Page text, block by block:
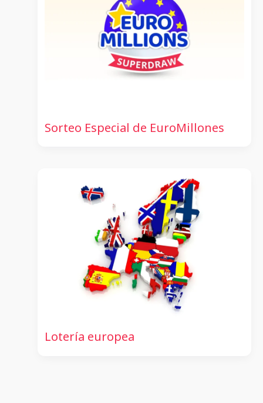
Sorteo Especial de EuroMillones
Lotería europea